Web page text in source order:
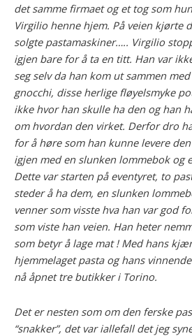
det samme firmaet og et tog som
Virgilio henne hjem. På veien kjørte
solgte pastamaskiner….. Virgilio
igjen bare for å ta en titt. Han var
seg selv da han kom ut sammen
gnocchi, disse herlige fløyelsmyke
ikke hvor han skulle ha den og han
om hvordan den virket. Derfor dro
for å høre som han kunne levere
igjen med en slunken lommebok og
Dette var starten på eventyret, to
steder å ha dem, en slunken
venner som visste hva han var god
som viste han veien. Han heter
som betyr å lage mat ! Med hans
hjemmelaget pasta og hans
nå åpnet tre butikker i Torino.
Det er nesten som om den ferske
“snakker”, det var iallefall det jeg